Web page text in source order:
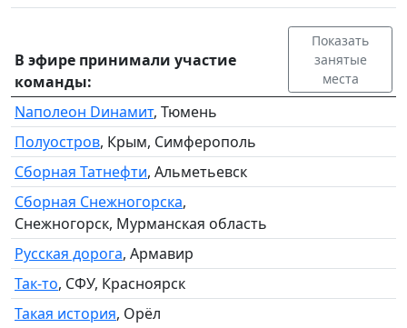
В эфире принимали участие
команды:
Показать
занятые
места
Nаполеон Dинамит, Тюмень
Полуостров, Крым, Симферополь
Сборная Татнефти, Альметьевск
Сборная Снежногорска,
Снежногорск, Мурманская область
Русская дорога, Армавир
Так-то, СФУ, Красноярск
Такая история, Орёл